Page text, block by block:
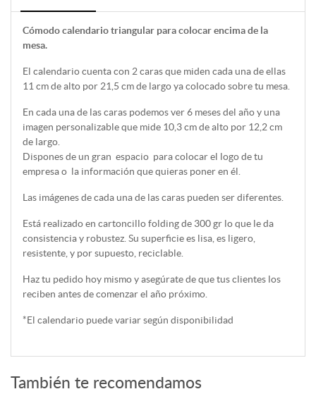
Cómodo calendario triangular para colocar encima de la
mesa.
El calendario cuenta con 2 caras que miden cada una de ellas
11 cm de alto por 21,5 cm de largo ya colocado sobre tu mesa.
En cada una de las caras podemos ver 6 meses del año y una
imagen personalizable que mide 10,3 cm de alto por 12,2 cm
de largo.
Dispones de un gran espacio para colocar el logo de tu
empresa o la información que quieras poner en él.
Las imágenes de cada una de las caras pueden ser diferentes.
Está realizado en cartoncillo folding de 300 gr lo que le da
consistencia y robustez. Su superficie es lisa, es ligero,
resistente, y por supuesto, reciclable.
Haz tu pedido hoy mismo y asegúrate de que tus clientes los
reciben antes de comenzar el año próximo.
*El calendario puede variar según disponibilidad
También te recomendamos